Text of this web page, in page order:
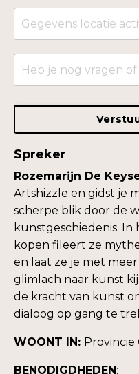
Spreker
Rozemarijn De
Artshizzle en gidst je
scherpe blik door de
kunstgeschiedenis.
kopen fileert ze
en laat ze je met
glimlach naar kunst
de kracht van kunst
dialoog op gang te
WOONT IN: Provincie
BENODIGDHEDEN: